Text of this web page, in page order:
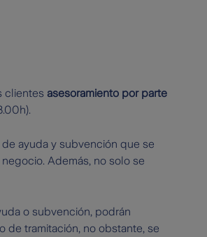
clientes asesoramiento por parte
ayuda y subvención que se
Además, no solo se
o subvención, podrán
de tramitación, no obstante, se